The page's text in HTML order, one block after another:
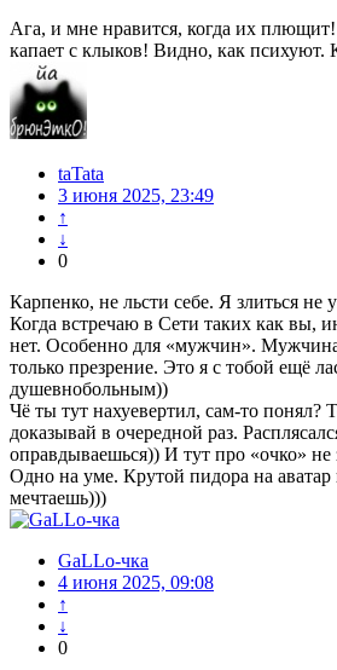
Ага, и мне нравится, когда их
капает с клыков! Видно, как психуют.
taTata
3 июня 2025, 23:49
↑
↓
0
Карпенко, не льсти себе. Я злиться не
Когда встречаю в Сети таких как вы,
нет. Особенно для «мужчин».
только презрение. Это я с тобой ещё
душевнобольным))
Чё ты тут нахуевертил, сам-то понял?
доказывай в очередной раз.
оправдываешься)) И тут про «очко»
Одно на уме. Крутой пидора на
мечтаешь)))
GaLLo-чка
4 июня 2025, 09:08
↑
↓
0